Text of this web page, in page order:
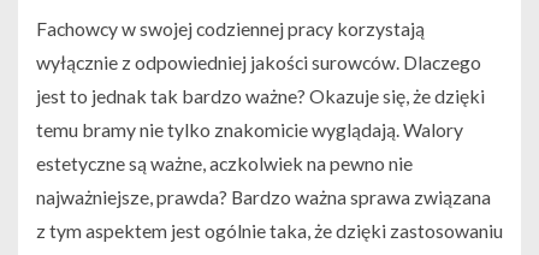
Fachowcy w swojej codziennej pracy korzystają
wyłącznie z odpowiedniej jakości surowców. Dlaczego
jest to jednak tak bardzo ważne? Okazuje się, że dzięki
temu bramy nie tylko znakomicie wyglądają. Walory
estetyczne są ważne, aczkolwiek na pewno nie
najważniejsze, prawda? Bardzo ważna sprawa związana
z tym aspektem jest ogólnie taka, że dzięki zastosowaniu